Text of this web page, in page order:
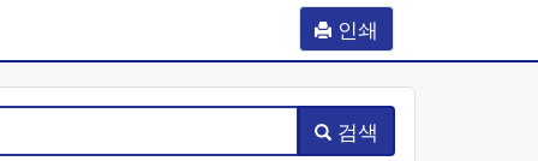
인쇄
검색